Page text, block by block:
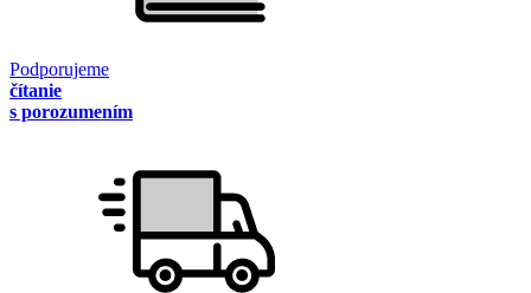
Podporujeme
čítanie
s porozumením